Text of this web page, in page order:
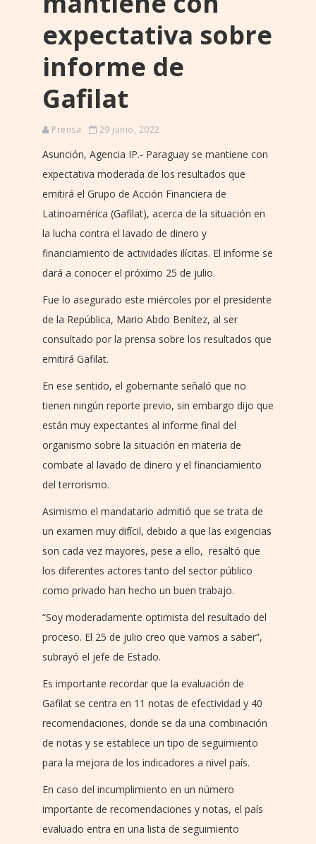
expectativa sobre
informe de
Gafilat
Prensa 29 junio, 2022
Asunción, Agencia IP.- Paraguay se mantiene con
expectativa moderada de los resultados que
emitirá el Grupo de Acción Financiera de
Latinoamérica (Gafilat), acerca de la situación en
la lucha contra el lavado de dinero y
financiamiento de actividades ilícitas. El informe se
dará a conocer el próximo 25 de julio.
Fue lo asegurado este miércoles por el presidente
de la República, Mario Abdo Benítez, al ser
consultado por la prensa sobre los resultados que
emitirá Gafilat.
En ese sentido, el gobernante señaló que no
tienen ningún reporte previo, sin embargo dijo que
están muy expectantes al informe final del
organismo sobre la situación en materia de
combate al lavado de dinero y el financiamiento
del terrorismo.
Asimismo el mandatario admitió que se trata de
un examen muy difícil, debido a que las exigencias
son cada vez mayores, pese a ello, resaltó que
los diferentes actores tanto del sector público
como privado han hecho un buen trabajo.
“Soy moderadamente optimista del resultado del
proceso. El 25 de julio creo que vamos a saber”,
subrayó el jefe de Estado.
Es importante recordar que la evaluación de
Gafilat se centra en 11 notas de efectividad y 40
recomendaciones, donde se da una combinación
de notas y se establece un tipo de seguimiento
para la mejora de los indicadores a nivel país.
En caso del incumplimiento en un número
importante de recomendaciones y notas, el país
evaluado entra en una lista de seguimiento